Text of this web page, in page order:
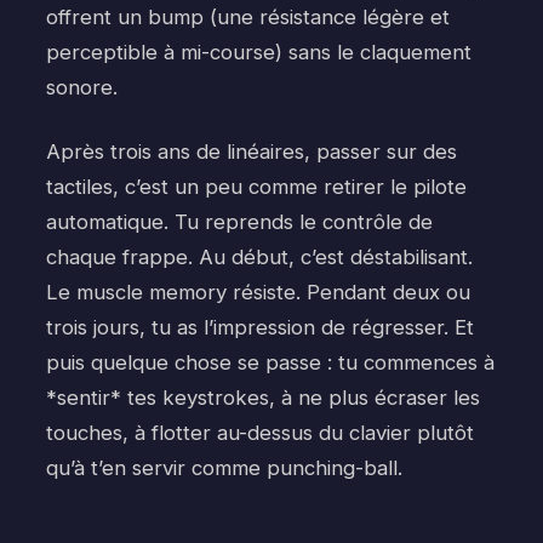
offrent un bump (une résistance légère et
perceptible à mi-course) sans le claquement
sonore.
Après trois ans de linéaires, passer sur des
tactiles, c’est un peu comme retirer le pilote
automatique. Tu reprends le contrôle de
chaque frappe. Au début, c’est déstabilisant.
Le muscle memory résiste. Pendant deux ou
trois jours, tu as l’impression de régresser. Et
puis quelque chose se passe : tu commences à
*sentir* tes keystrokes, à ne plus écraser les
touches, à flotter au-dessus du clavier plutôt
qu’à t’en servir comme punching-ball.